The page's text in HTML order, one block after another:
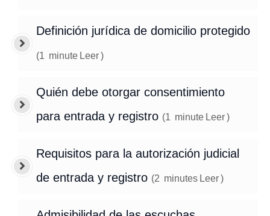
Definición jurídica de domicilio protegido
(1 minute Leer)
Quién debe otorgar consentimiento
para entrada y registro (1 minute Leer)
Requisitos para la autorización judicial
de entrada y registro (2 minutes Leer)